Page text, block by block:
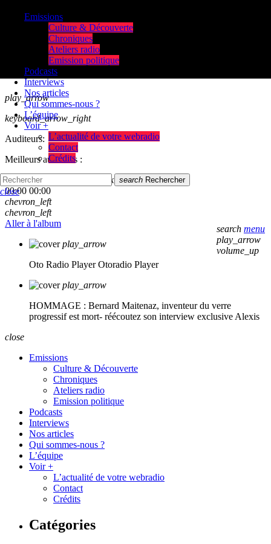
play_arrow
keyboard_arrow_right
Auditeurs:
Meilleurs auditeurs :
skip_previous
skip_next
00:00 00:00
chevron_left
chevron_left
Aller à l'album
play_arrow
Oto Radio Player Otoradio Player
play_arrow
HOMMAGE : Bernard Maitenaz, inventeur du verre
progressif est mort- réécoutez son interview exclusive Alexis
Emissions
Culture & Découverte
Chroniques
Ateliers radio
Emission politique
Podcasts
Interviews
Nos articles
Qui sommes-nous ?
L’équipe
Voir +
L’actualité de votre webradio
Contact
Crédits
search menu
play_arrow
volume_up
search Rechercher
close
close
Emissions
Culture & Découverte
Chroniques
Ateliers radio
Emission politique
Podcasts
Interviews
Nos articles
Qui sommes-nous ?
L’équipe
Voir +
L’actualité de votre webradio
Contact
Crédits
Catégories